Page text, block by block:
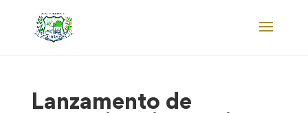
Lanzamento de